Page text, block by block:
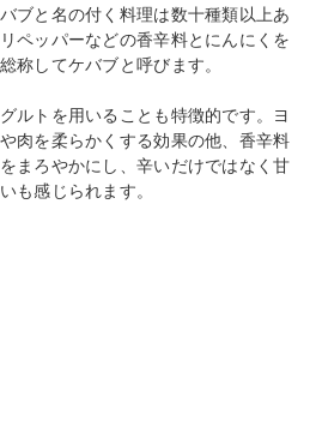
ブと名の付く料理は数十種類以上あ
ペッパーなどの香辛料とにんにくを
称してケバブと呼びます。
ルトを用いることも特徴的です。ヨ
肉を柔らかくする効果の他、香辛料
まろやかにし、辛いだけではなく甘
も感じられます。